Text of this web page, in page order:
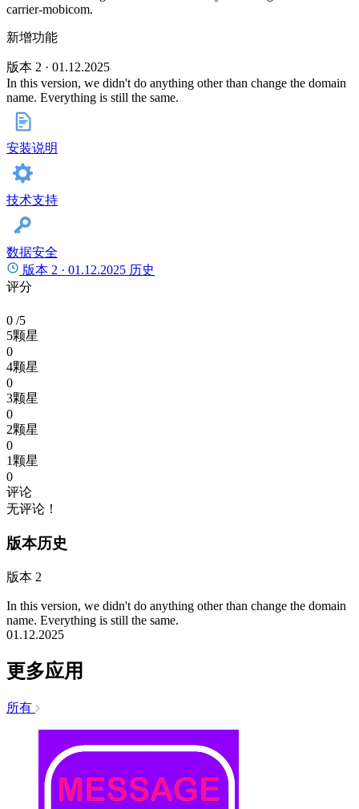
carrier-mobicom.
新增功能
版本 2 · 01.12.2025
In this version, we didn't do anything other than change the domain
name. Everything is still the same.
安装说明
技术支持
数据安全
版本 2 · 01.12.2025 历史
评分
0 /5
5颗星
0
4颗星
0
3颗星
0
2颗星
0
1颗星
0
评论
无评论！
版本历史
版本 2
In this version, we didn't do anything other than change the domain
name. Everything is still the same.
01.12.2025
更多应用
所有